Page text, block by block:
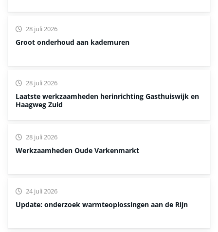
Groot onderhoud aan kademuren
28 juli 2026
Laatste werkzaamheden herinrichting Gasthuiswijk en
Haagweg Zuid
28 juli 2026
Werkzaamheden Oude Varkenmarkt
28 juli 2026
Update: onderzoek warmteoplossingen aan de Rijn
24 juli 2026